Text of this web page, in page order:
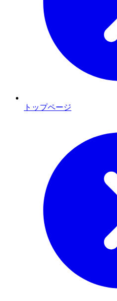
トップページ